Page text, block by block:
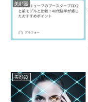
美顔器
美顔器